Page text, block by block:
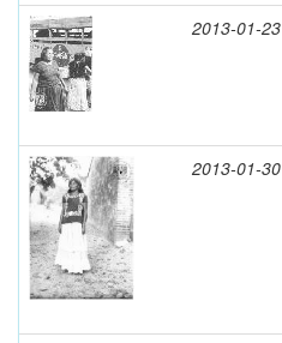
2013-01-23
2013-01-30